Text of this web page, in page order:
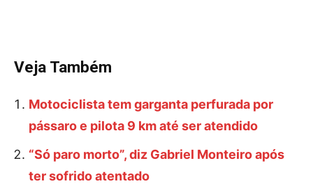
Veja Também
Motociclista tem garganta perfurada por
pássaro e pilota 9 km até ser atendido
“Só paro morto”, diz Gabriel Monteiro após
ter sofrido atentado